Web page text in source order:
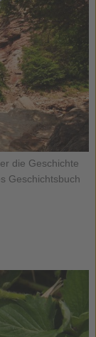
die Geschichte
Geschichtsbuch